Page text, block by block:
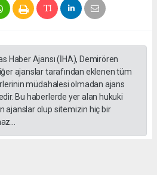
Haber Ajansı (İHA), Demirören
ajanslar tarafından eklenen tüm
müdahalesi olmadan ajans
Bu haberlerde yer alan hukuki
ajanslar olup sitemizin hiç bir